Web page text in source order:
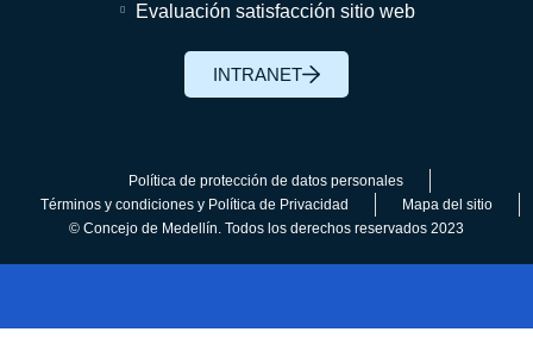
Evaluación satisfacción sitio web
INTRANET
Política de protección de datos personales
Términos y condiciones y Política de Privacidad
Mapa del sitio
© Concejo de Medellín. Todos los derechos reservados 2023